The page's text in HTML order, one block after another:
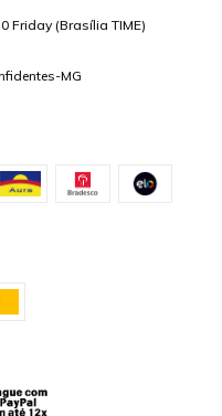
Friday (Brasília TIME)
MG